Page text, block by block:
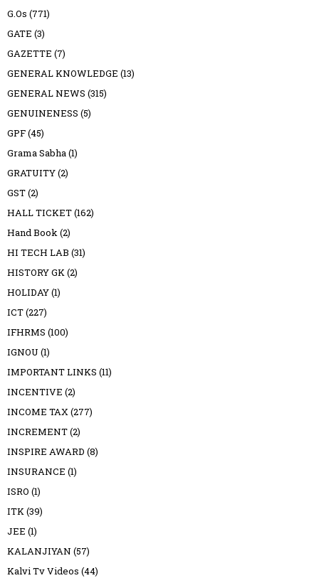
G.Os (771)
GATE (3)
GAZETTE (7)
GENERAL KNOWLEDGE (13)
GENERAL NEWS (315)
GENUINENESS (5)
GPF(45)
Grama Sabha(1)
GRATUITY(2)
GST(2)
HALL TICKET(162)
Hand Book(2)
HI TECH LAB (31)
HISTORY GK(2)
HOLIDAY(1)
ICT(227)
IFHRMS (100)
IGNOU (1)
IMPORTANT LINKS (11)
INCENTIVE (2)
INCOME TAX(277)
INCREMENT(2)
INSPIRE AWARD (8)
INSURANCE (1)
ISRO (1)
ITK(39)
JEE (1)
KALANJIYAN (57)
Kalvi Tv Videos (44)